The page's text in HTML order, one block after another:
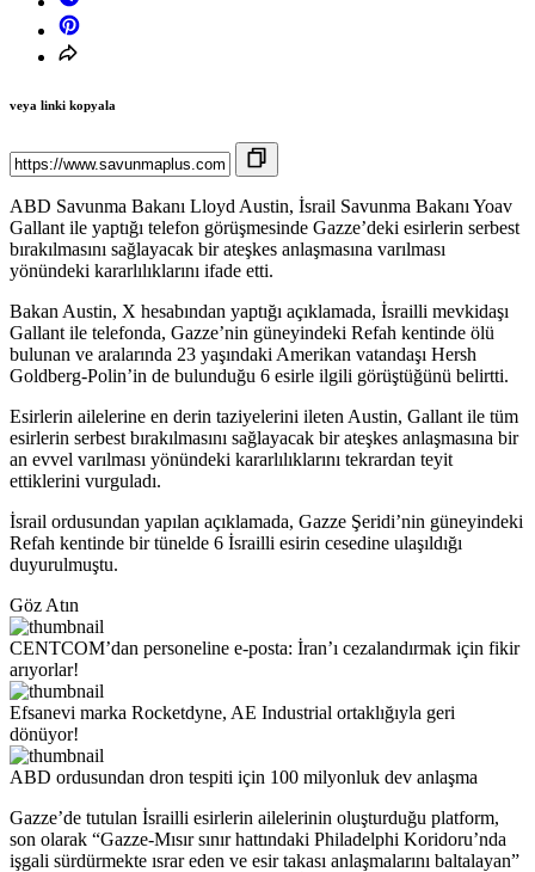
veya linki kopyala
ABD Savunma Bakanı Lloyd Austin, İsrail Savunma Bakanı Yoav
Gallant ile yaptığı telefon görüşmesinde Gazze’deki esirlerin serbest
bırakılmasını sağlayacak bir ateşkes anlaşmasına varılması
yönündeki kararlılıklarını ifade etti.
Bakan Austin, X hesabından yaptığı açıklamada, İsrailli mevkidaşı
Gallant ile telefonda, Gazze’nin güneyindeki Refah kentinde ölü
bulunan ve aralarında 23 yaşındaki Amerikan vatandaşı Hersh
Goldberg-Polin’in de bulunduğu 6 esirle ilgili görüştüğünü belirtti.
Esirlerin ailelerine en derin taziyelerini ileten Austin, Gallant ile tüm
esirlerin serbest bırakılmasını sağlayacak bir ateşkes anlaşmasına bir
an evvel varılması yönündeki kararlılıklarını tekrardan teyit
ettiklerini vurguladı.
İsrail ordusundan yapılan açıklamada, Gazze Şeridi’nin güneyindeki
Refah kentinde bir tünelde 6 İsrailli esirin cesedine ulaşıldığı
duyurulmuştu.
Göz Atın
CENTCOM’dan personeline e-posta: İran’ı cezalandırmak için fikir
arıyorlar!
Efsanevi marka Rocketdyne, AE Industrial ortaklığıyla geri
dönüyor!
ABD ordusundan dron tespiti için 100 milyonluk dev anlaşma
Gazze’de tutulan İsrailli esirlerin ailelerinin oluşturduğu platform,
son olarak “Gazze-Mısır sınır hattındaki Philadelphi Koridoru’nda
işgali sürdürmekte ısrar eden ve esir takası anlaşmalarını baltalayan”